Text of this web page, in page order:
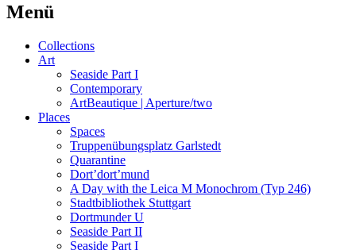
Menü
Collections
Art
Seaside Part I
Contemporary
ArtBeautique | Aperture/two
Places
Spaces
Truppenübungsplatz Garlstedt
Quarantine
Dort’dort’mund
A Day with the Leica M Monochrom (Typ 246)
Stadtbibliothek Stuttgart
Dortmunder U
Seaside Part II
Seaside Part I